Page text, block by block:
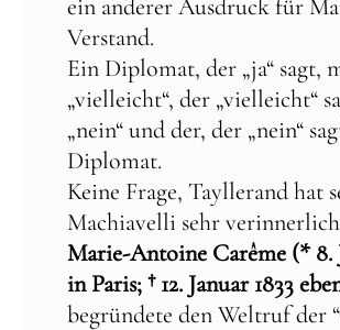
ein anderer Ausdruck für
Verstand.
Ein Diplomat, der „ja“ sagt,
„vielleicht“, der „vielleicht“
„nein“ und der, der „nein“
Diplomat.
Keine Frage, Tayllerand hat
Machiavelli sehr
Marie-Antoine Carême (* 8.
in Paris; † 12. Januar 1833
begründete den Weltruf der